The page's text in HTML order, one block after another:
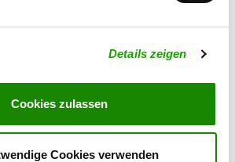
Details zeigen
Cookies zulassen
Cookies verwenden
16:00 h - 22:00 h
18:00 h - 22:00 h